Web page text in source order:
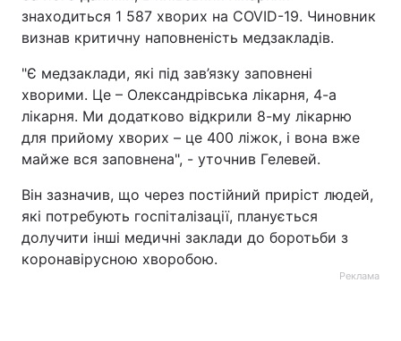
знаходиться 1 587 хворих на COVID-19. Чиновник
визнав критичну наповненість медзакладів.
"Є медзаклади, які під зав’язку заповнені
хворими. Це – Олександрівська лікарня, 4-а
лікарня. Ми додатково відкрили 8-му лікарню
для прийому хворих – це 400 ліжок, і вона вже
майже вся заповнена", - уточнив Гелевей.
Він зазначив, що через постійний приріст людей,
які потребують госпіталізації, планується
долучити інші медичні заклади до боротьби з
коронавірусною хворобою.
Реклама